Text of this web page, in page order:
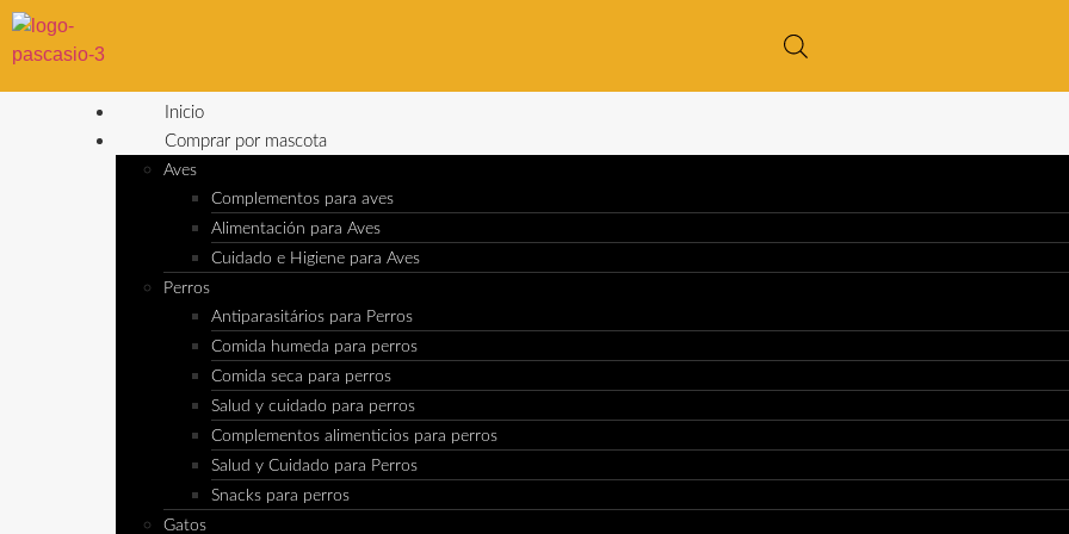
Inicio
Comprar por mascota
Aves
Complementos para aves
Alimentación para Aves
Cuidado e Higiene para Aves
Perros
Antiparasitários para Perros
Comida humeda para perros
Comida seca para perros
Salud y cuidado para perros
Complementos alimenticios para perros
Salud y Cuidado para Perros
Snacks para perros
Gatos